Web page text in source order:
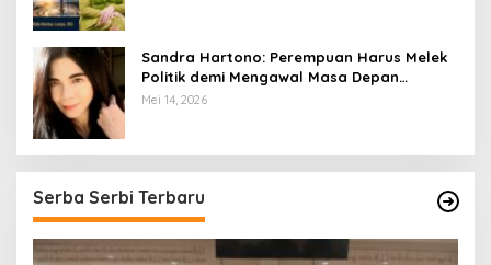
Sandra Hartono: Perempuan Harus Melek
Politik demi Mengawal Masa Depan
Bangsa
Mei 14, 2026
Serba Serbi Terbaru